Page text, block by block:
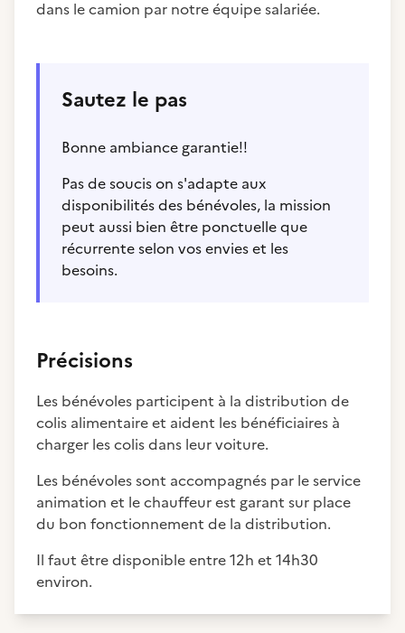
dans le camion par notre équipe salariée.
Sautez le pas
Bonne ambiance garantie!!
Pas de soucis on s'adapte aux
disponibilités des bénévoles, la mission
peut aussi bien être ponctuelle que
récurrente selon vos envies et les
besoins.
Précisions
Les bénévoles participent à la distribution de
colis alimentaire et aident les bénéficiaires à
charger les colis dans leur voiture.
Les bénévoles sont accompagnés par le service
animation et le chauffeur est garant sur place
du bon fonctionnement de la distribution.
Il faut être disponible entre 12h et 14h30
environ.